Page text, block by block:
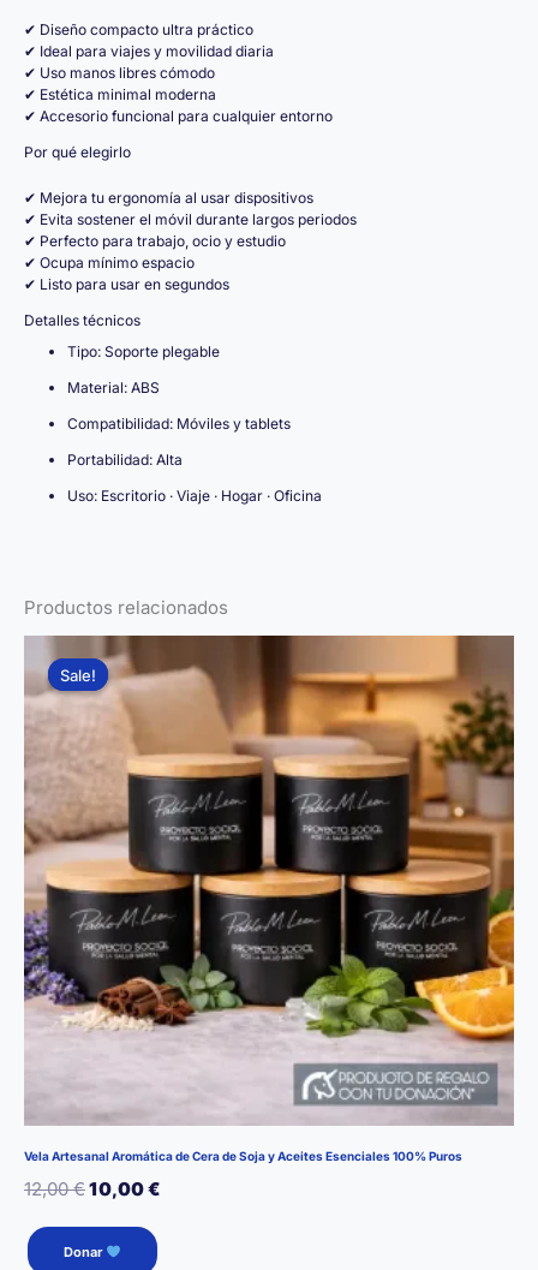
✔ Diseño compacto ultra práctico
✔ Ideal para viajes y movilidad diaria
✔ Uso manos libres cómodo
✔ Estética minimal moderna
✔ Accesorio funcional para cualquier entorno
Por qué elegirlo
✔ Mejora tu ergonomía al usar dispositivos
✔ Evita sostener el móvil durante largos periodos
✔ Perfecto para trabajo, ocio y estudio
✔ Ocupa mínimo espacio
✔ Listo para usar en segundos
Detalles técnicos
Tipo: Soporte plegable
Material: ABS
Compatibilidad: Móviles y tablets
Portabilidad: Alta
Uso: Escritorio · Viaje · Hogar · Oficina
Productos relacionados
Sale!
Sale!
Vela Artesanal Aromática de Cera de Soja y Aceites Esenciales 100% Puros
12,00€El
precio
original
10,00€
Donar